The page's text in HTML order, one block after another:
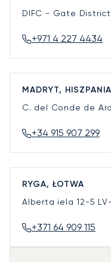
DIFC - Gate
+971 4 227 4434
MADRYT, HISZPANIA
C. del Conde de
+34 915 907 299
RYGA, ŁOTWA
Alberta iela 12-5
+371 64 909 115